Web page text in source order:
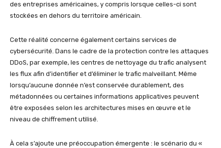
des entreprises américaines, y compris lorsque celles-ci sont
stockées en dehors du territoire américain.
Cette réalité concerne également certains services de
cybersécurité. Dans le cadre de la protection contre les attaques
DDoS, par exemple, les centres de nettoyage du trafic analysent
les flux afin d’identifier et d’éliminer le trafic malveillant. Même
lorsqu’aucune donnée n’est conservée durablement, des
métadonnées ou certaines informations applicatives peuvent
être exposées selon les architectures mises en œuvre et le
niveau de chiffrement utilisé.
À cela s’ajoute une préoccupation émergente : le scénario du «